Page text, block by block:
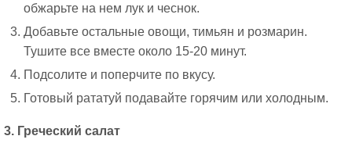
обжарьте на нем лук и чеснок.
Добавьте остальные овощи, тимьян и розмарин.
Тушите все вместе около 15-20 минут.
Подсолите и поперчите по вкусу.
Готовый рататуй подавайте горячим или холодным.
3. Греческий салат